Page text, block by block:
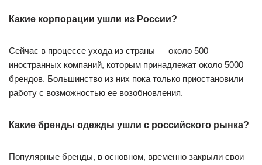
Какие корпорации ушли из России?
Сейчас в процессе ухода из страны — около 500
иностранных компаний, которым принадлежат около 5000
брендов. Большинство из них пока только приостановили
работу с возможностью ее возобновления.
Какие бренды одежды ушли с российского рынка?
Популярные бренды, в основном, временно закрыли свои